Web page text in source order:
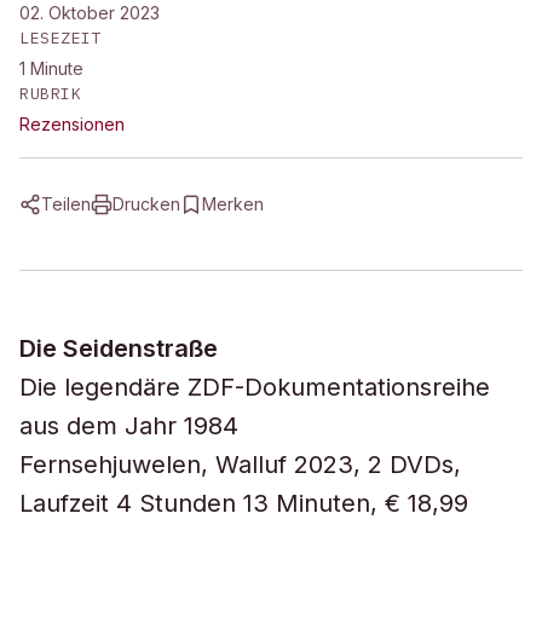
02. Oktober 2023
LESEZEIT
1 Minute
RUBRIK
Rezensionen
Teilen Drucken Merken
Die Seidenstraße
Die legendäre ZDF-Dokumentationsreihe
aus dem Jahr 1984
Fernsehjuwelen, Walluf 2023, 2 DVDs,
Laufzeit 4 Stunden 13 Minuten, € 18,99